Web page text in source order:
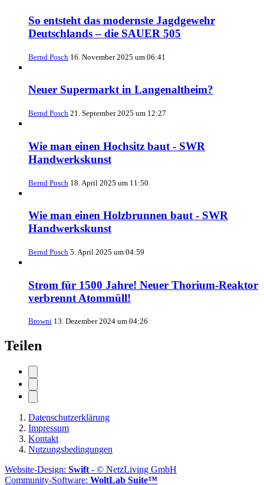
So entsteht das modernste Jagdgewehr
Deutschlands – die SAUER 505
Bernd Posch 16. November 2025 um 06:41
Neuer Supermarkt in Langenaltheim?
Bernd Posch 21. September 2025 um 12:27
Wie man einen Hochsitz baut - SWR
Handwerkskunst
Bernd Posch 18. April 2025 um 11:50
Wie man einen Holzbrunnen baut - SWR
Handwerkskunst
Bernd Posch 5. April 2025 um 04:59
Strom für 1500 Jahre! Neuer Thorium-Reaktor
verbrennt Atommüll!
Browni 13. Dezember 2024 um 04:26
Teilen
Datenschutzerklärung
Impressum
Kontakt
Nutzungsbedingungen
Website-Design: Swift - © NetzLiving GmbH
Community-Software: WoltLab Suite™